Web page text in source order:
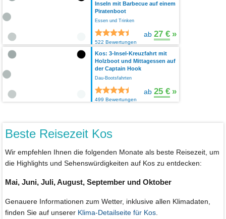
Inseln mit Barbecue auf einem
Piratenboot
Essen und Trinken
522 Bewertungen
ab 27 € »
Kos: 3-Insel-Kreuzfahrt mit
Holzboot und Mittagessen auf
der Captain Hook
Dau-Bootsfahrten
499 Bewertungen
ab 25 € »
Beste Reisezeit Kos
Wir empfehlen Ihnen die folgenden Monate als beste Reisezeit, um
die Highlights und Sehenswürdigkeiten auf Kos zu entdecken:
Mai, Juni, Juli, August, September und Oktober
Genauere Informationen zum Wetter, inklusive allen Klimadaten,
finden Sie auf unserer Klima-Detailseite für Kos.